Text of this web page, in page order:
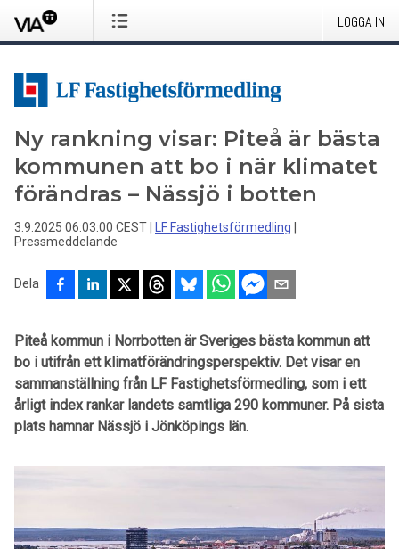
LOGGA IN
Ny rankning visar: Piteå är bästa
kommunen att bo i när klimatet
förändras – Nässjö i botten
3.9.2025 06:03:00 CEST LF Fastighetsförmedling
Pressmeddelande
Dela
Piteå kommun i Norrbotten är Sveriges bästa kommun att
bo i utifrån ett klimatförändringsperspektiv. Det visar en
sammanställning från LF Fastighetsförmedling, som i ett
årligt index rankar landets samtliga 290 kommuner. På sista
plats hamnar Nässjö i Jönköpings län.